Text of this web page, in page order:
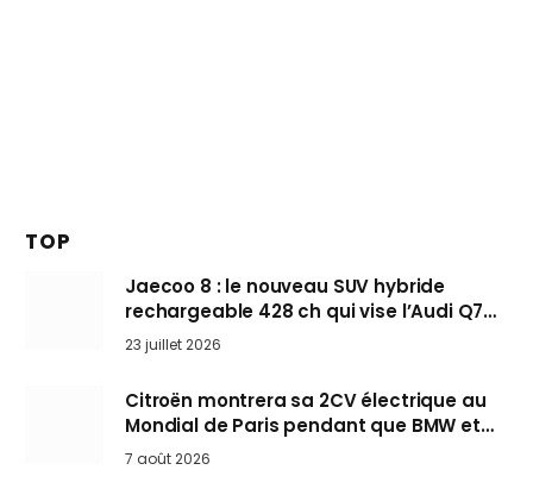
TOP
Jaecoo 8 : le nouveau SUV hybride
rechargeable 428 ch qui vise l’Audi Q7
arrive en Europe cet automne
23 juillet 2026
Citroën montrera sa 2CV électrique au
Mondial de Paris pendant que BMW et
Mini désertent le salon
7 août 2026